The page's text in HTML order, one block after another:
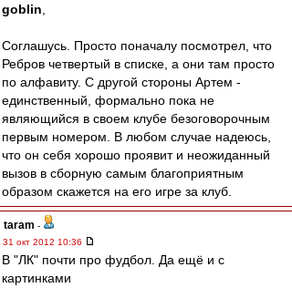
goblin
Соглашусь. Просто поначалу посмотрел, что
Ребров четвертый в списке, а они там просто
по алфавиту. С другой стороны Артем -
единственный, формально пока не
являющийся в своем клубе безоговорочным
первым номером. В любом случае надеюсь,
что он себя хорошо проявит и неожиданный
вызов в сборную самым благоприятным
образом скажется на его игре за клуб.
taram -
31 окт 2012 10:36
В "ЛК" почти про фудбол. Да ещё и с
картинками